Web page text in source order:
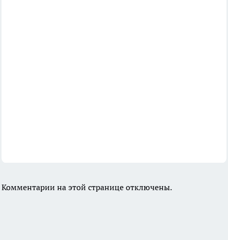
Комментарии на этой странице отключены.